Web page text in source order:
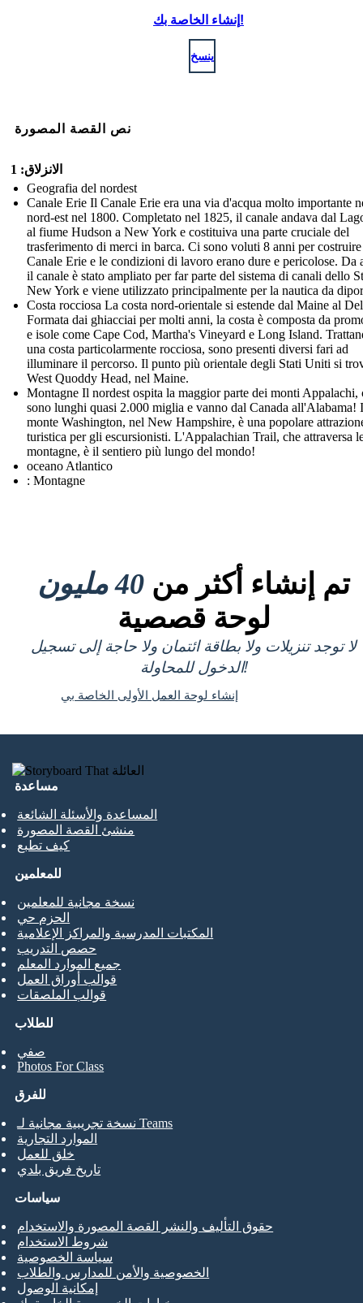
إنشاء الخاصة بك!
ينسخ
نص القصة المصورة
الانزلاق: 1
Geografia del nordest
Canale Erie Il Canale Erie era una via d'acqua molto importante
nord-est nel 1800. Completato nel 1825, il canale andava dal
al fiume Hudson a New York e costituiva una parte cruciale del
trasferimento di merci in barca. Ci sono voluti 8 anni per
Canale Erie e le condizioni di lavoro erano dure e pericolose. Da
il canale è stato ampliato per far parte del sistema di canali dello
New York e viene utilizzato principalmente per la nautica da
Costa rocciosa La costa nord-orientale si estende dal Maine al
Formata dai ghiacciai per molti anni, la costa è composta da
e isole come Cape Cod, Martha's Vineyard e Long Island.
una costa particolarmente rocciosa, sono presenti diversi fari ad
illuminare il percorso. Il punto più orientale degli Stati Uniti si
West Quoddy Head, nel Maine.
Montagne Il nordest ospita la maggior parte dei monti Appalachi,
sono lunghi quasi 2.000 miglia e vanno dal Canada all'Alabama!
monte Washington, nel New Hampshire, è una popolare
turistica per gli escursionisti. L'Appalachian Trail, che attraversa
montagne, è il sentiero più lungo del mondo!
oceano Atlantico
: Montagne
تم إنشاء أكثر من 40 مليون
لوحة قصصية
لا توجد تنزيلات ولا بطاقة ائتمان ولا حاجة إلى تسجيل
الدخول للمحاولة!
إنشاء لوحة العمل الأولى الخاصة بي
مساعدة
المساعدة والأسئلة الشائعة
منشئ القصة المصورة
كيف تطبع
للطلاب
صفي
Photos For Class
للمعلمين
نسخة مجانية للمعلمين
الحزم حي
المكتبات المدرسية والمراكز الإعلامية
حصص التدريب
جميع الموارد المعلم
قوالب أوراق العمل
قوالب الملصقات
للفرق
نسخة تجريبية مجانية لـ Teams
الموارد التجارية
خلق للعمل
تاريخ فريق بلدي
سياسات
حقوق التأليف والنشر القصة المصورة والاستخدام
شروط الاستخدام
سياسة الخصوصية
الخصوصية والأمن للمدارس والطلاب
إمكانية الوصول